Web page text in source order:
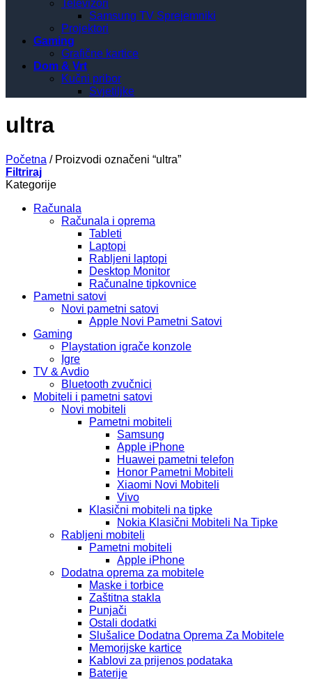
Televizori
Samsung TV Sprejemniki
Projektori
Gaming
Grafične kartice
Dom & Vrt
Kučni pribor
Svjetiljke
ultra
Početna /Proizvodi označeni “ultra”
Filtriraj
Kategorije
Računala
Računala i oprema
Tableti
Laptopi
Rabljeni laptopi
Desktop Monitor
Računalne tipkovnice
Pametni satovi
Novi pametni satovi
Apple Novi Pametni Satovi
Gaming
Playstation igrače konzole
Igre
TV & Avdio
Bluetooth zvučnici
Mobiteli i pametni satovi
Novi mobiteli
Pametni mobiteli
Samsung
Apple iPhone
Huawei pametni telefon
Honor Pametni Mobiteli
Xiaomi Novi Mobiteli
Vivo
Klasični mobiteli na tipke
Nokia Klasični Mobiteli Na Tipke
Rabljeni mobiteli
Pametni mobiteli
Apple iPhone
Dodatna oprema za mobitele
Maske i torbice
Zaštitna stakla
Punjači
Ostali dodatki
Slušalice Dodatna Oprema Za Mobitele
Memorijske kartice
Kablovi za prijenos podataka
Baterije